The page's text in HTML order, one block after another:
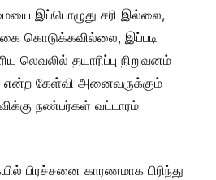
இப்பொழுது சரி இல்லை,
கொடுக்கவில்லை, இப்படி
லெவலில் தயாரிப்பு நிறுவனம்
என்ற கேள்வி அனைவருக்கும்
நண்பர்கள் வட்டாரம்
பிரச்சனை காரணமாக பிரிந்து